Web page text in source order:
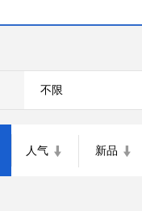
不限
人气 新品